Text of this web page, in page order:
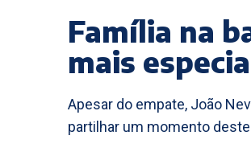
Família na
mais
Apesar do empate, João
partilhar um momento